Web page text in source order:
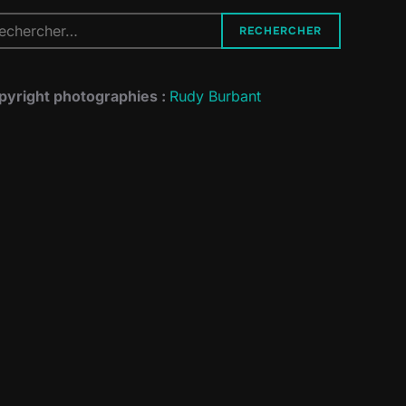
:
RECHERCHER
photographies : Rudy Burbant